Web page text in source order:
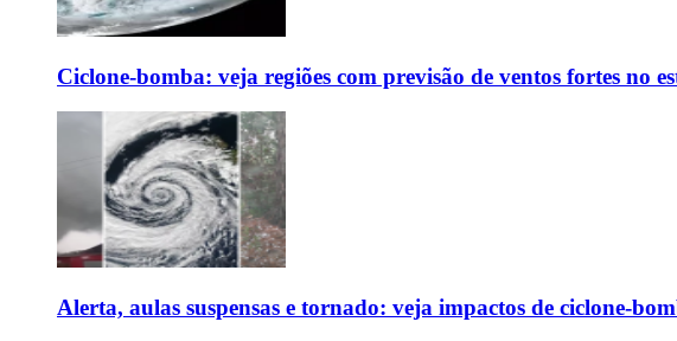
Ciclone-bomba: veja regiões com previsão de ventos fortes no
Alerta, aulas suspensas e tornado: veja impactos de ciclone-